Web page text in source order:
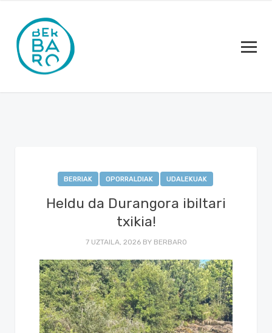
BERRIAK OPORRALDIAK UDALEKUAK
Heldu da Durangora ibiltari
txikia!
7 UZTAILA, 2026 BY BERBARO